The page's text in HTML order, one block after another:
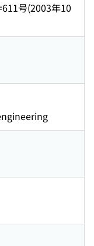
号(2003年10